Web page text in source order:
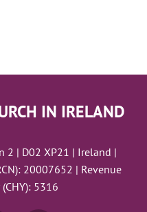
IN IRELAND
2 | D02 XP21 | Ireland |
20007652 | Revenue
5316